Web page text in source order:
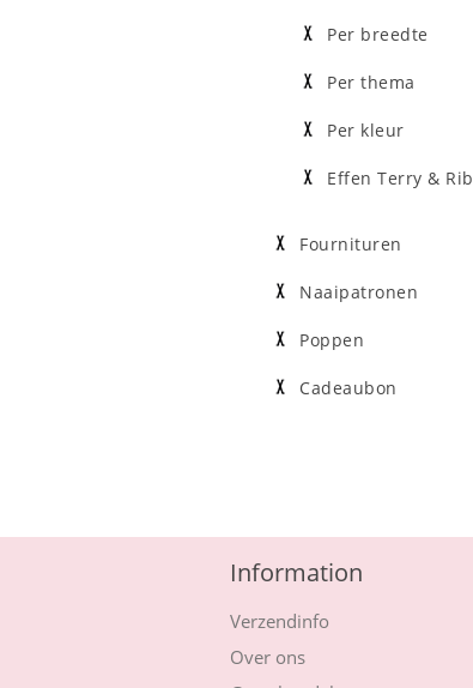
Per breedte
Per thema
Per kleur
Effen Terry & Rib
Fournituren
Naaipatronen
Poppen
Cadeaubon
Information
Verzendinfo
Over ons